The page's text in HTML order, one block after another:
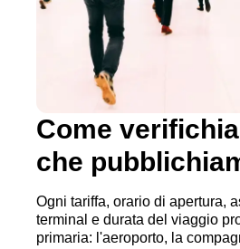
Come
che
Ogni tariffa, orario di apertura,
terminal e durata del viaggio
primaria: l'aeroporto, la